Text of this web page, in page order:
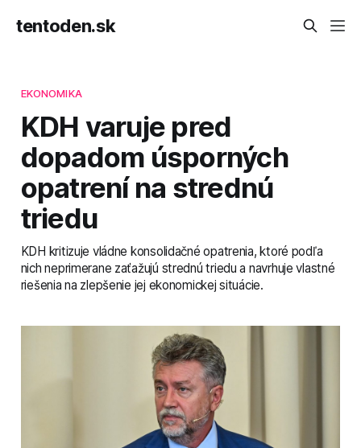
tentoden.sk
EKONOMIKA
KDH varuje pred
dopadom úsporných
opatrení na strednú
triedu
KDH kritizuje vládne konsolidačné opatrenia, ktoré podľa
nich neprimerane zaťažujú strednú triedu a navrhuje vlastné
riešenia na zlepšenie jej ekonomickej situácie.